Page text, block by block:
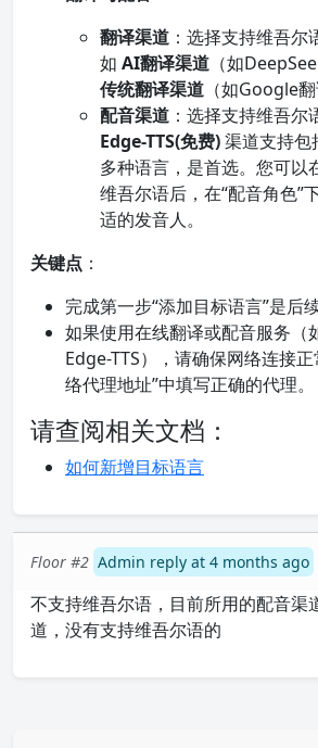
翻译渠道 ：选择支持维吾
如 AI翻译渠道 （如
传统翻译渠道 （如Google
配音渠道 ：选择支持维吾尔
Edge-TTS(免费)渠道支持包
多种语言，是首选。您可以
维吾尔语后，在“配音角色”
适的发音人。
关键点 ：
完成第一步“添加目标语言”是后
如果使用在线翻译或配音服务（
Edge-TTS），请确保网络连接
络代理地址”中填写正确的代理。
请查阅相关文档：
如何新增目标语言
Floor #2 Admin reply at 4 months ago
不支持维吾尔语，目前所用的配音渠
道，没有支持维吾尔语的